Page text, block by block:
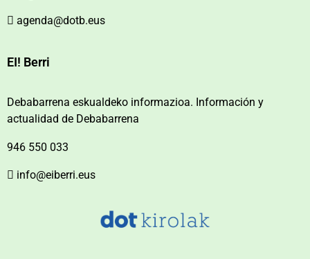
agenda@dotb.eus
EI! Berri
Debabarrena eskualdeko informazioa. Información y
actualidad de Debabarrena
946 550 033
info@eiberri.eus